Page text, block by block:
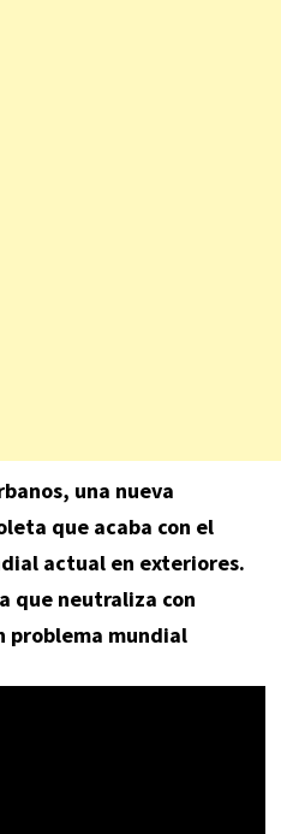
una nueva
que acaba con el
actual en exteriores.
que neutraliza con
problema mundial